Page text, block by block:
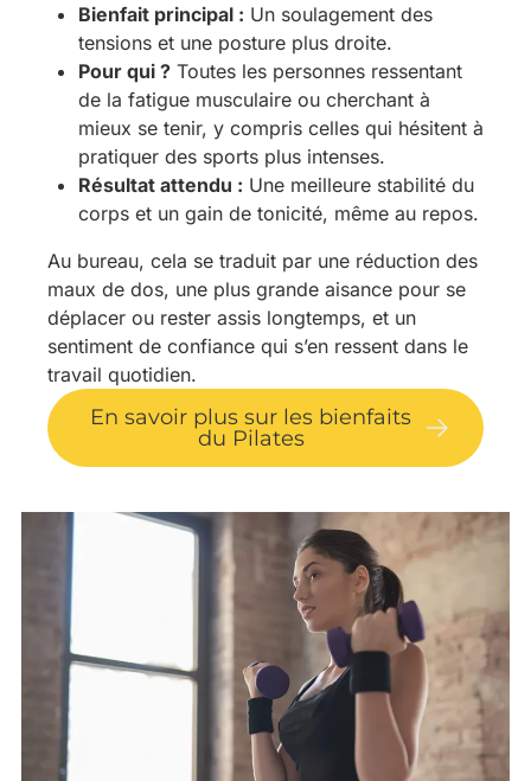
Bienfait principal : Un soulagement des
tensions et une posture plus droite.
Pour qui ? Toutes les personnes ressentant
de la fatigue musculaire ou cherchant à
mieux se tenir, y compris celles qui hésitent à
pratiquer des sports plus intenses.
Résultat attendu : Une meilleure stabilité du
corps et un gain de tonicité, même au repos.
Au bureau, cela se traduit par une réduction des
maux de dos, une plus grande aisance pour se
déplacer ou rester assis longtemps, et un
sentiment de confiance qui s’en ressent dans le
travail quotidien.
En savoir plus sur les bienfaits
du Pilates